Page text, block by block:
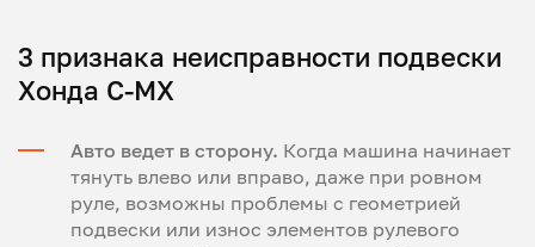
3 признака неисправности подвески
Хонда С-МХ
Авто ведет в сторону. Когда машина начинает
тянуть влево или вправо, даже при ровном
руле, возможны проблемы с геометрией
подвески или износ элементов рулевого